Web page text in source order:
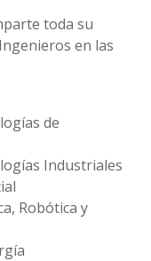
toda su
en las
de
Industriales
Robótica y